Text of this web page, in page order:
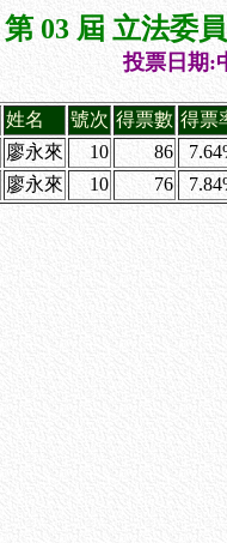
第 03 屆 立法委
投票日期:
姓名 號次 得票數 得票
廖永來 10 86
廖永來 10 76